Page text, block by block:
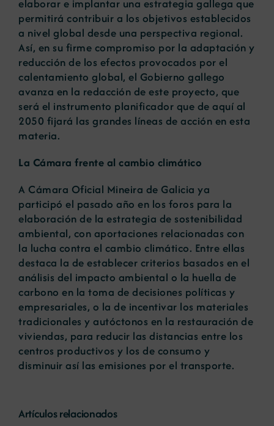
elaborar e implantar una estrategia gallega que
permitirá contribuir a los objetivos establecidos
a nivel global desde una perspectiva regional.
Así, en su firme compromiso por la adaptación y
reducción de los efectos provocados por el
calentamiento global, el Gobierno gallego
avanza en la redacción de este proyecto, que
será el instrumento planificador que de aquí al
2050 fijará las grandes líneas de acción en esta
materia.
La Cámara frente al cambio climático
A Cámara Oficial Mineira de Galicia ya
participó el pasado año en los foros para la
elaboración de la estrategia de sostenibilidad
ambiental, con aportaciones relacionadas con
la lucha contra el cambio climático. Entre ellas
destaca la de establecer criterios basados en el
análisis del impacto ambiental o la huella de
carbono en la toma de decisiones políticas y
empresariales, o la de incentivar los materiales
tradicionales y autóctonos en la restauración de
viviendas, para reducir las distancias entre los
centros productivos y los de consumo y
disminuir así las emisiones por el transporte.
Artículos relacionados